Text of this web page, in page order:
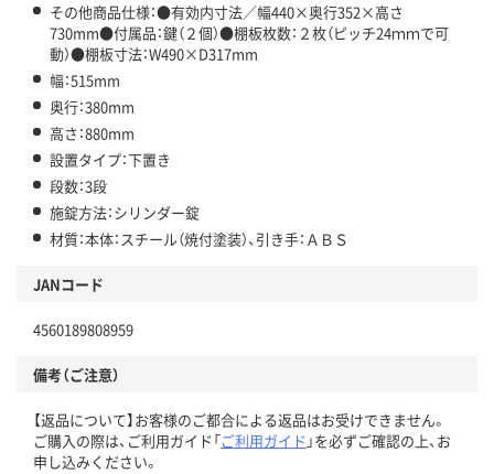
その他商品仕様：●有効内寸法／幅440×奥行352×高さ
730mm●付属品：鍵（２個）●棚板枚数：２枚（ピッチ24ｍｍで可
動）●棚板寸法：W490×D317mm
幅：515mm
奥行：380mm
高さ：880mm
設置タイプ：下置き
段数：3段
施錠方法：シリンダー錠
材質：本体：スチール（焼付塗装）、引き手：ＡＢＳ
JANコード
4560189808959
備考（ご注意）
【返品について】お客様のご都合による返品はお受けできません。
ご購入の際は、ご利用ガイド「ご利用ガイド 」を必ずご確認の上、お
申し込みください。